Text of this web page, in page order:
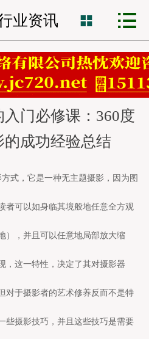
 锦程首页
网站建设
小程序开发
VR全景制作
全网营销
网站托管
业资讯  
门必修课：360度
的成功经验总结
式，它是一种无主题摄影，因为图
者可以如身临其境般地任意全方观
），并且可以任意地局部放大缩
，这一特性，决定了其对摄影器
对于摄影者的艺术修养反而不是特
些摄影技巧，并且这些技巧是需要